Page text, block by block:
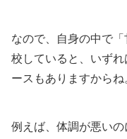
なので、自身の中で
校していると、いず
ースもありますからね
例えば、体調が悪い